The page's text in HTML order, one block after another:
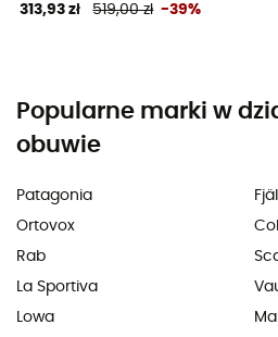
313,93 zł 519,00 zł -39%
Popularne marki w
obuwie
Patagonia
Ortovox
Rab
La Sportiva
Lowa